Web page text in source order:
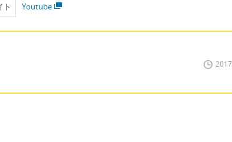
ト Youtube